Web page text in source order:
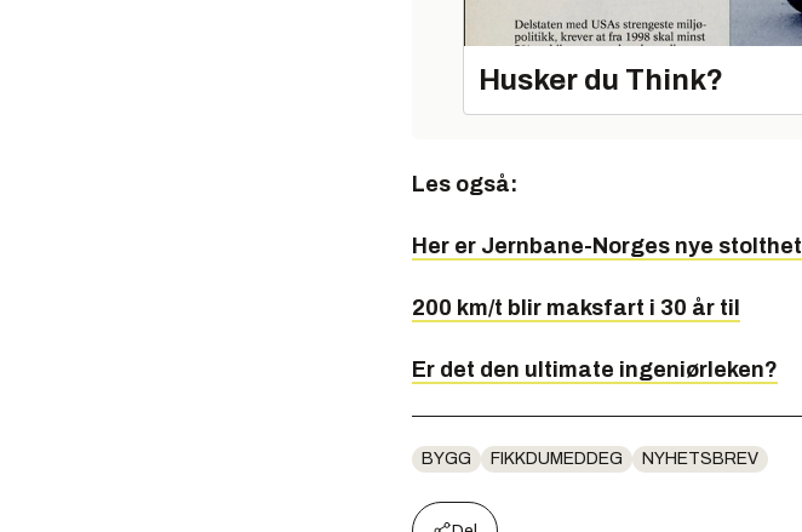
Husker du Think?
Les også:
Her er Jernbane-Norges nye stolthet
200 km/t blir maksfart i 30 år til
Er det den ultimate ingeniørleken?
BYGG FIKKDUMEDDEG NYHETSBREV